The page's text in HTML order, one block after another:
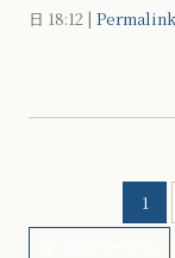
日 18:12 | Permalink
1